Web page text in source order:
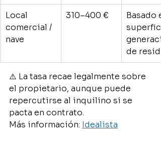
Local
comercial /
nave
310–400 €
Basado
de
⚠️ La tasa recae legalmente sobre
el propietario, aunque puede
repercutirse al inquilino si se
pacta en contrato.
Más información: Idealista